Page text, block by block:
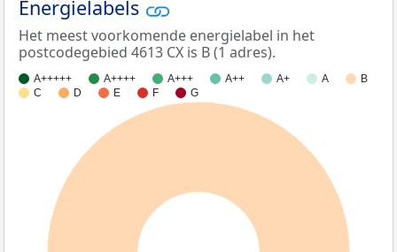
Energielabels
Het meest voorkomende energielabel in het
postcodegebied 4613 CX is B (1 adres).
A+++++ A++++ A+++ A++ A+ A
B
C
D E F G